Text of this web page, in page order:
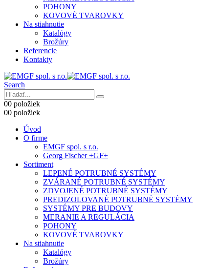
POHONY
KOVOVÉ TVAROVKY
Na stiahnutie
Katalógy
Brožúry
Referencie
Kontakty
Search
00 položiek
00 položiek
Úvod
O firme
EMGF spol. s r.o.
Georg Fischer +GF+
Sortiment
LEPENÉ POTRUBNÉ SYSTÉMY
ZVÁRANÉ POTRUBNÉ SYSTÉMY
ZDVOJENÉ POTRUBNÉ SYSTÉMY
PREDIZOLOVANÉ POTRUBNÉ SYSTÉMY
SYSTÉMY PRE BUDOVY
MERANIE A REGULÁCIA
POHONY
KOVOVÉ TVAROVKY
Na stiahnutie
Katalógy
Brožúry